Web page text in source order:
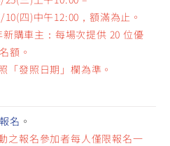
四)中午12:00，額滿為止。
新購車主：每場次提供 20 位優
額。
「發照日期」欄為準。
名 。
之報名參加者每人僅限報名一